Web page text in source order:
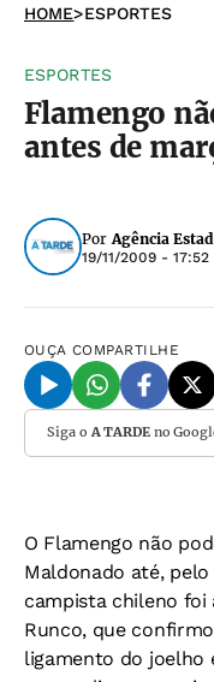
HOME>ESPORTES
ESPORTES
Flamengo
antes de
Por Agência
19/11/2009 - 17:52
OUÇA COMPARTILHE
Siga oA TARDEno
O Flamengo não
Maldonado até,
campista chileno foi
Runco, que
ligamento do joelho